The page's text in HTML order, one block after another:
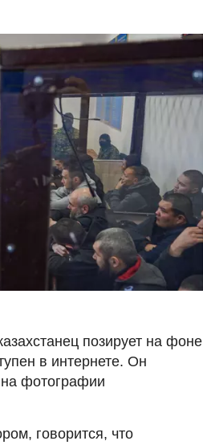
позирует на фоне
в интернете. Он
на фотографии
говорится, что